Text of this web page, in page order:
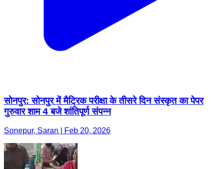
सोनपुर: सोनपुर में मैट्रिक परीक्षा के तीसरे दिन संस्कृत का पेपर
गुरुवार शाम 4 बजे शांतिपूर्ण संपन्न
Sonepur, Saran | Feb 20, 2026